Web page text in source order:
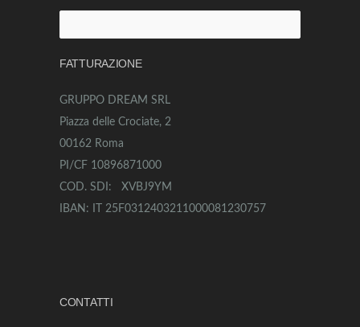
per:
FATTURAZIONE
GRUPPO DREAM SRL
Piazza delle Crociate, 2
00162 Roma
PI/CF 10896871000
COD. SDI: XVBJ9YM
IBAN: IT 25F0312403211000081230757
CONTATTI